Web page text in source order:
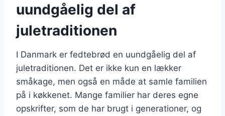
uundgåelig del af
juletraditionen
I Danmark er fedtebrød en uundgåelig del af
juletraditionen. Det er ikke kun en lækker
småkage, men også en måde at samle familien
på i køkkenet. Mange familier har deres egne
opskrifter, som de har brugt i generationer, og